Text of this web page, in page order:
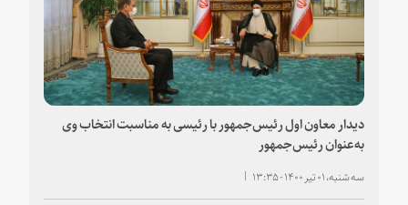
دیدار معاون اول رئیس‌جمهور با رئیسی به مناسبت انتخاب وی
به‌عنوان رئیس‌جمهور
سه شنبه، ۰۱ تیر ۱۴۰۰ - ۱۳:۳۵